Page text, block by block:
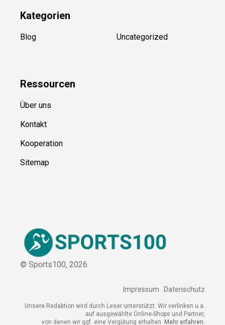
Kategorien
Blog Uncategorized
Ressourcen
Über uns
Kontakt
Kooperation
Sitemap
© Sports100, 2026
Impressum Datenschutz
Unsere Redaktion wird durch Leser unterstützt. Wir verlinken u.a.
auf ausgewählte Online-Shops und Partner,
von denen wir ggf. eine Vergütung erhalten. Mehr erfahren.